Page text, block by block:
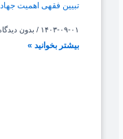
تبیین فقهی اهمیت
۱۴۰۳-۰۹-۰۱ بدون
بیشتر بخوانید »